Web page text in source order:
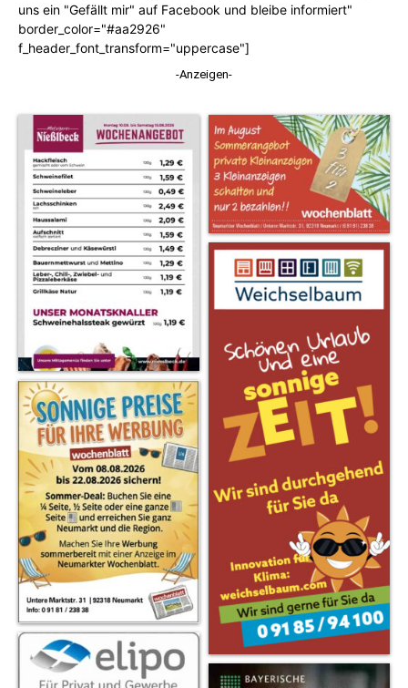
uns ein "Gefällt mir" auf Facebook und bleibe informiert"
border_color="#aa2926"
f_header_font_transform="uppercase"]
-Anzeigen-